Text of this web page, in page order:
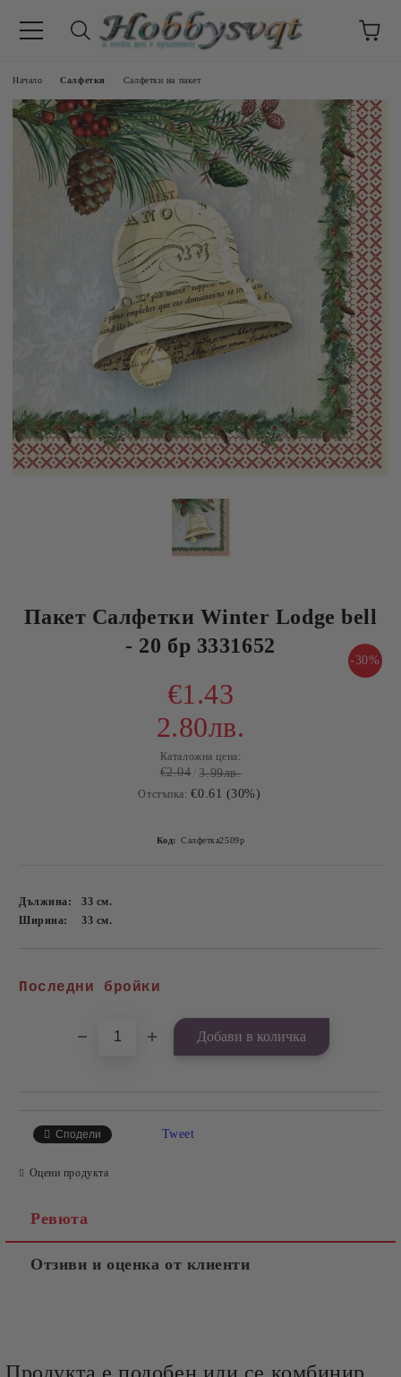
Начало Салфетки Салфетки на пакет
Пакет Салфетки Winter Lodge bell
- 20 бр 3331652
-30%
€1.43
2.80лв.
Каталожна цена:
€2.04 3.99лв.
Отстъпка: €0.61 (30%)
Код: Салфетка2509p
Дължина: 33 см.
Ширина:
33 см.
Последни бройки
Сподели Tweet
Оцени продукта
Ревюта
Отзиви и оценка от клиенти